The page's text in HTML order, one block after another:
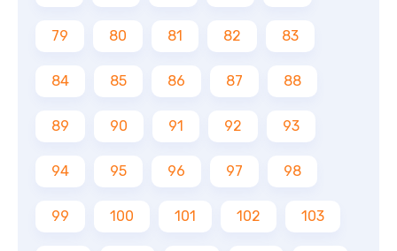
79 80 81 82 83
84 85 86 87 88
89 90 91 92 93
94 95 96 97 98
99 100 101 102 103